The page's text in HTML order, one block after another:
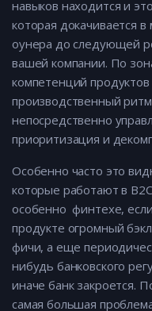
навыков находится и
которая докачивается
оунера до следующей
вашей компании. По
компетенций
производственный
непосредственно
приоритизация и
Особенно часто это
которые работают в
особенно финтехе,
продукте огромный
фичи, а еще
нибудь банковского
иначе банк закроется.
самая большая